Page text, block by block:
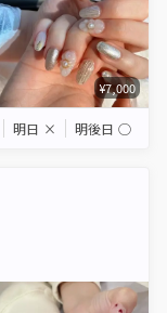
¥7,000
明日 × 明後日 ◯